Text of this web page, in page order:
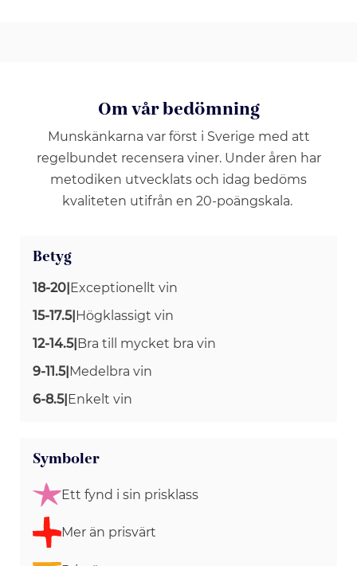
Om vår bedömning
Munskänkarna var först i Sverige med att
regelbundet recensera viner. Under åren har
metodiken utvecklats och idag bedöms
kvaliteten utifrån en 20-poängskala.
Betyg
18-20 Exceptionellt vin
15-17.5| Högklassigt vin
12-14.5| Bra till mycket bra vin
9-11.5| Medelbra vin
6-8.5| Enkelt vin
Symboler
Ett fynd i sin prisklass
Mer än prisvärt